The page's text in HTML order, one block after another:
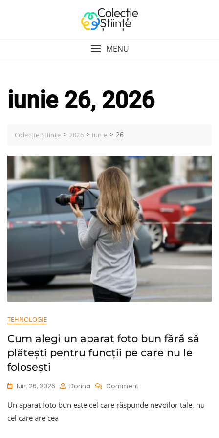
MENU
iunie 26, 2026
Colecție Științe > 2026 > iunie > 26
TEHNOLOGIE
Cum alegi un aparat foto bun fără să
plătești pentru funcții pe care nu le
folosești
Iun. 26, 2026 Dorina CommentOn
Alegi
Un aparat foto bun este cel care răspunde nevoilor tale, nu
cel care are cea